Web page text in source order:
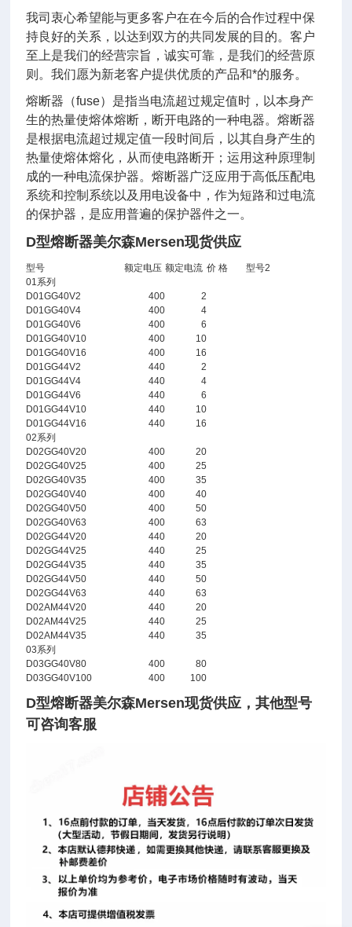
我司衷心希望能与更多客户在在今后的合作过程中保
持良好的关系，以达到双方的共同发展的目的。客户
至上是我们的经营宗旨，诚实可靠，是我们的经营原
则。我们愿为新老客户提供优质的产品和*的服务。
熔断器（fuse）是指当电流超过规定值时，以本身产
生的热量使熔体熔断，断开电路的一种电器。熔断器
是根据电流超过规定值一段时间后，以其自身产生的
热量使熔体熔化，从而使电路断开；运用这种原理制
成的一种电流保护器。熔断器广泛应用于高低压配电
系统和控制系统以及用电设备中，作为短路和过电流
的保护器，是应用普遍的保护器件之一。
D型熔断器美尔森Mersen现货供应
型号 额定电压 额定电流 价 格
型号2
01系列
D01GG40V2
400
2
D01GG40V4
400
4
D01GG40V6
400
6
D01GG40V10
400
10
D01GG40V16
400
16
D01GG44V2
440
2
D01GG44V4
440
4
D01GG44V6
440
6
D01GG44V10
440
10
D01GG44V16
440
16
02系列
D02GG40V20
400
20
D02GG40V25
400
25
D02GG40V35
400
35
D02GG40V40
400
40
D02GG40V50
400
50
D02GG40V63
400
63
D02GG44V20
440
20
D02GG44V25
440
25
D02GG44V35
440
35
D02GG44V50
440
50
D02GG44V63
440
63
D02AM44V20
440
20
D02AM44V25
440
25
D02AM44V35
440
35
03系列
D03GG40V80
400
80
D03GG40V100
400 100
D型熔断器美尔森Mersen现货供应 ，其他型号
可咨询客服